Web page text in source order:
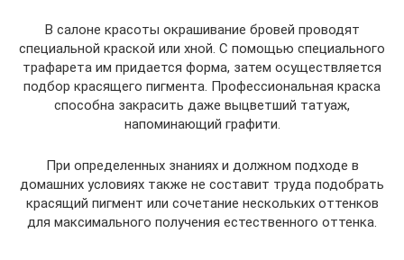
В салоне красоты окрашивание бровей проводят
специальной краской или хной. С помощью специального
трафарета им придается форма, затем осуществляется
подбор красящего пигмента. Профессиональная краска
способна закрасить даже выцветший татуаж,
напоминающий графити.
При определенных знаниях и должном подходе в
домашних условиях также не составит труда подобрать
красящий пигмент или сочетание нескольких оттенков
для максимального получения естественного оттенка.